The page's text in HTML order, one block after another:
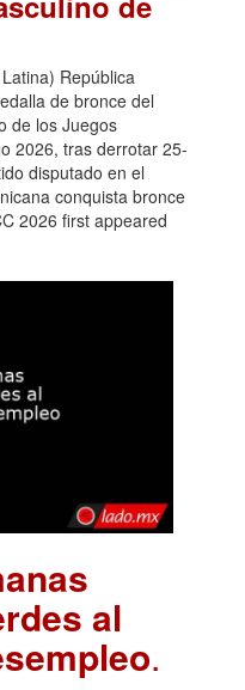
República
de bronce del
de los Juegos
2026, tras derrotar 25-
disputado en el
conquista bronce
2026 first appeared
al
.